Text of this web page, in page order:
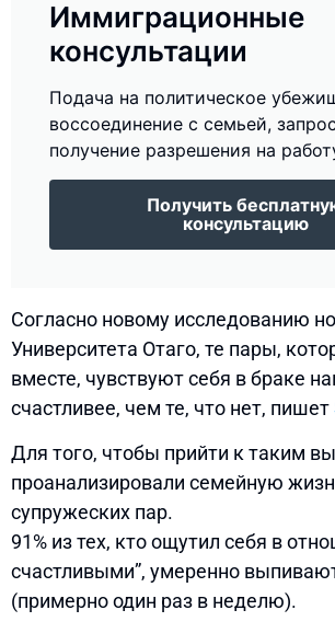
Иммиграционные
консультации
Подача на политическое
воссоединение с семьей,
получение разрешения на
Получить
консультацию
Согласно новому исследованию
Университета Отаго, те пары,
вместе, чувствуют себя в браке
счастливее, чем те, что нет, пишет
Для того, чтобы прийти к таким
проанализировали семейную
супружеских пар.
91% из тех, кто ощутил себя в
счастливыми”, умеренно
(примерно один раз в неделю).